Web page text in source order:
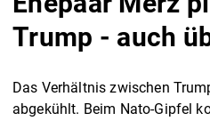
Trump - auch
Das Verhältnis zwischen
abgekühlt. Beim Nato-Gipfel